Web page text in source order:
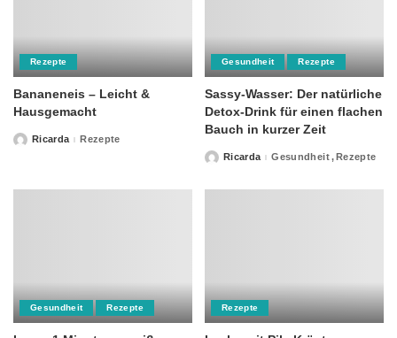
Rezepte
Bananeneis – Leicht &
Hausgemacht
PostedRicarda Rezepte
Gesundheit Rezepte
Sassy-Wasser: Der natürliche
Detox-Drink für einen flachen
Bauch in kurzer Zeit
PostedRicarda Gesundheit Rezepte
Gesundheit Rezepte Rezepte